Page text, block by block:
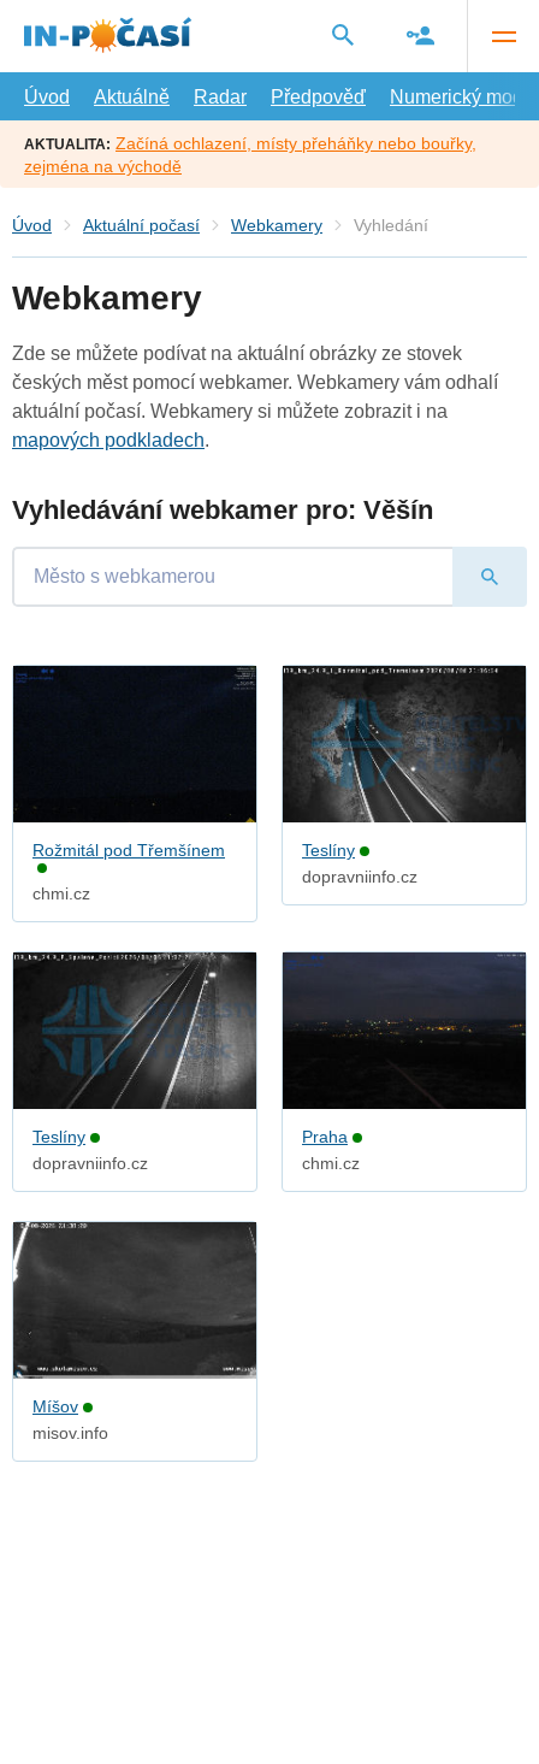
hlavní
Úvod
Aktuálně Radar Předpověď Numerický model
AKTUALITA: Začíná ochlazení, místy přeháňky nebo bouřky,
zejména na východě
Úvod Aktuální počasí Webkamery Vyhledání
Webkamery
Zde se můžete podívat na aktuální obrázky ze stovek
českých měst pomocí webkamer. Webkamery vám odhalí
aktuální počasí. Webkamery si můžete zobrazit i na
mapových podkladech.
Vyhledávání webkamer pro: Věšín
Rožmitál pod Třemšínem
chmi.cz
Teslíny
dopravniinfo.cz
Teslíny
dopravniinfo.cz
Praha
chmi.cz
Míšov
misov.info